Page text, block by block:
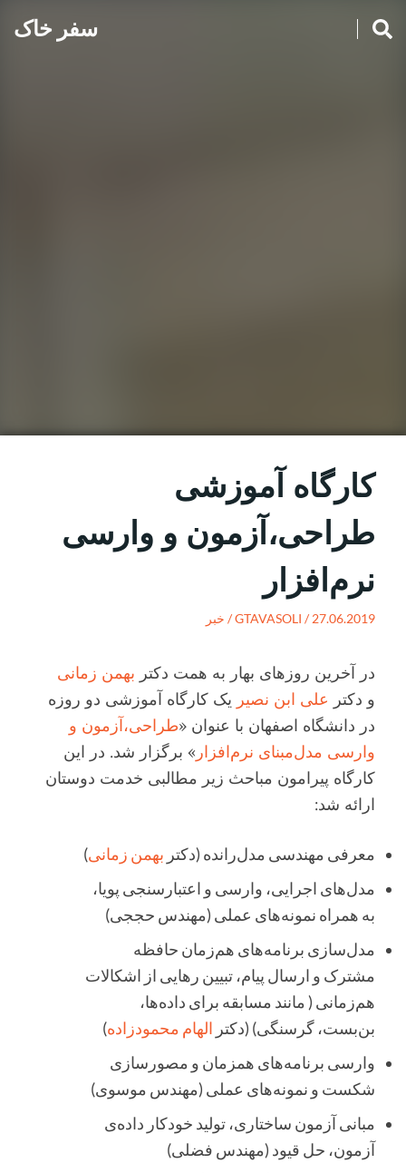
سفر خاک
کارگاه آموزشی
طراحی،آزمون و وارسی
نرم‌افزار
27.06.2019 /
GTAVASOLI
/ خبر
در آخرین روزهای بهار به همت دکتر بهمن زمانی
و دکتر علی ابن نصیر یک کارگاه آموزشی دو روزه
در دانشگاه اصفهان با عنوان «طراحی،آزمون و
وارسی مدل‌مبنای نرم‌افزار » برگزار شد. در این
کارگاه پیرامون مباحث زیر مطالبی خدمت دوستان
ارائه شد:
معرفی مهندسی مدل‌رانده (دکتر بهمن زمانی)
مدل‌های اجرایی، وارسی و اعتبارسنجی پویا،
به همراه نمونه‌های عملی (مهندس حججی)
مدل‌سازی برنامه‌های هم‌زمان حافظه
مشترک و ارسال پیام، تبیین رهایی از اشکالات
هم‌زمانی ( مانند مسابقه برای داده‌ها،
بن‌بست، گرسنگی) (دکتر الهام محمودزاده)
وارسی برنامه‌های همزمان و مصورسازی
شکست و نمونه‌های عملی (مهندس موسوی)
مبانی آزمون ساختاری، تولید خودکار داده‌ی
آزمون، حل قیود (مهندس فضلی)